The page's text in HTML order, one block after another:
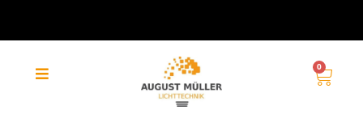
klimaneutraler und kostenloser
0